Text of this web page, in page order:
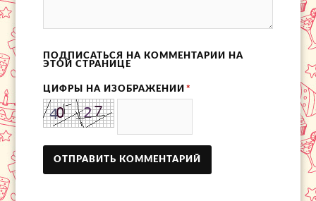
ПОДПИСАТЬСЯ НА КОММЕНТАРИИ НА
ЭТОЙ СТРАНИЦЕ
ЦИФРЫ НА ИЗОБРАЖЕНИИ *